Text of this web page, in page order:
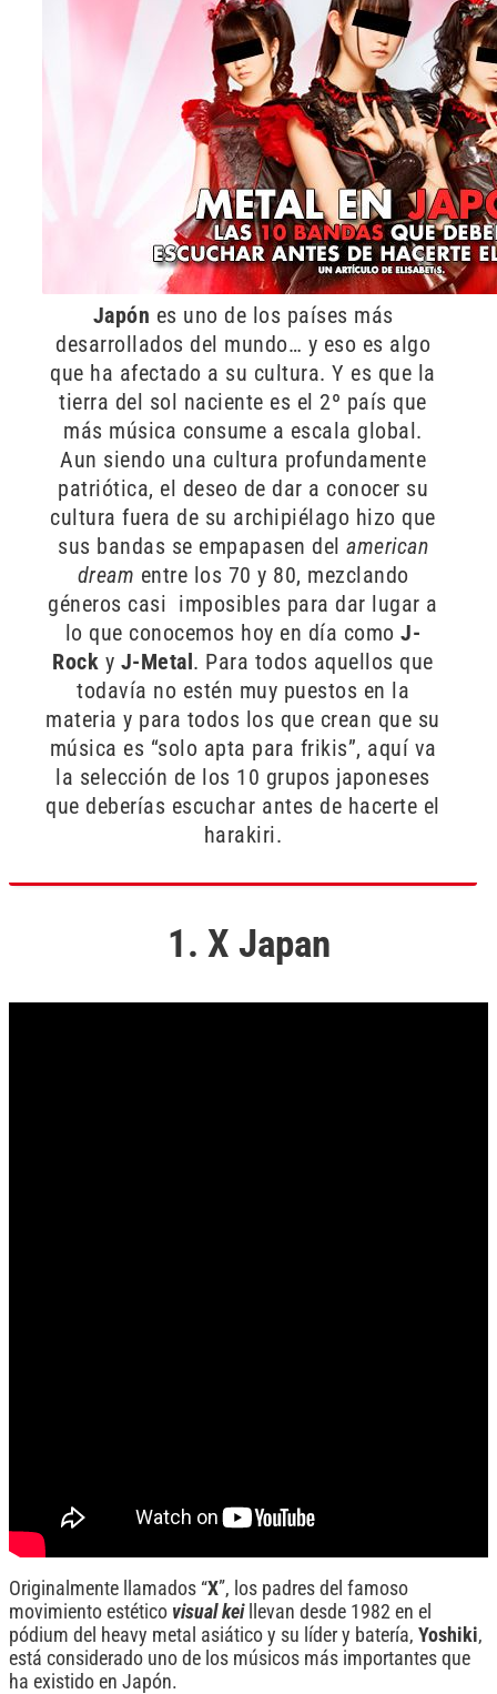
Japón es uno de los países más
desarrollados del mundo… y eso es algo
que ha afectado a su cultura. Y es que la
tierra del sol naciente es el 2º país que
más música consume a escala global.
Aun siendo una cultura profundamente
patriótica, el deseo de dar a conocer su
cultura fuera de su archipiélago hizo que
sus bandas se empapasen del american
dream entre los 70 y 80, mezclando
géneros casi imposibles para dar lugar a
lo que conocemos hoy en día comoJ-
Rock y J-Metal. Para todos aquellos que
todavía no estén muy puestos en la
materia y para todos los que crean que su
música es “solo apta para frikis”, aquí va
la selección de los 10 grupos japoneses
que deberías escuchar antes de hacerte el
harakiri.
1. X Japan
Originalmente llamados “X”, los padres del famoso
movimiento estético visual keillevan desde 1982 en el
pódium del heavy metal asiático y su líder y batería, Yoshiki,
está considerado uno de los músicos más importantes que
ha existido en Japón.